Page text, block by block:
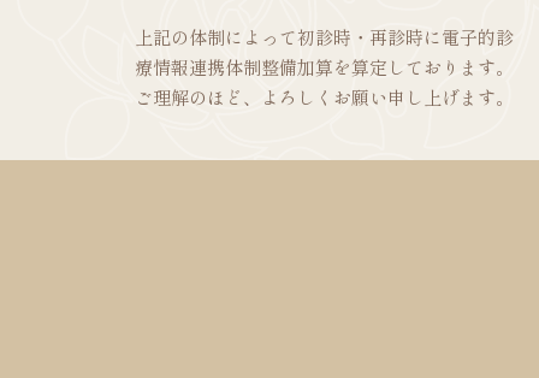
上記の体制によって初診時・再診時に電子的診
療情報連携体制整備加算を算定しております。
ご理解のほど、よろしくお願い申し上げます。